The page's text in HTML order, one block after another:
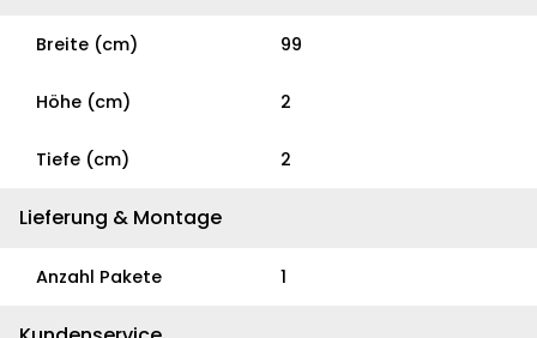
Breite (cm) 99
Höhe (cm) 2
Tiefe (cm) 2
Lieferung & Montage
Anzahl Pakete 1